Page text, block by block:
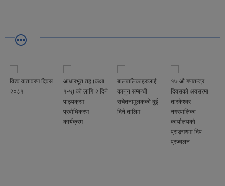
विश्व वातावरण दिवस
२०८१
आधारभूत तह (कक्षा
१-५) को लागि २ दिने
पाठ्यक्रम
प्रवोधिकरण
कार्यक्रम
बालबालिकाहरुलाई
कानुन सम्बन्धी
सचेतनामुलकको दुई
दिने तालिम
१७ औ गणतन्त्र
दिवसको अवसरमा
तारकेश्वर
नगरपालिका
कार्यालयको
प्राङ्गणमा दिप
प्रज्वलन